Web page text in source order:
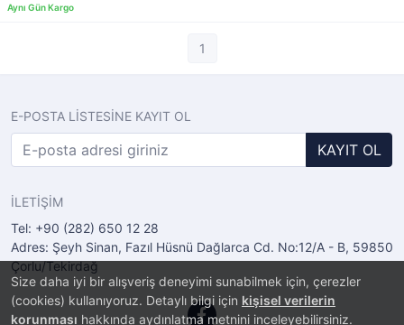
Size daha iyi bir alışveriş deneyimi sunabilmek için, çerezler
(cookies) kullanıyoruz. Detaylı bilgi için kişisel verilerin
korunması hakkında aydınlatma metnini inceleyebilirsiniz.
1
E-POSTA LİSTESİNE KAYIT OL
KAYIT OL
İLETİŞİM
Tel: +90 (282) 650 12 28
Adres: Şeyh Sinan, Fazıl Hüsnü Dağlarca Cd. No:12/A - B, 59850
Çorlu/Tekirdağ